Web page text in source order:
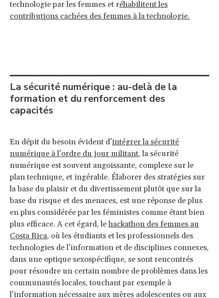
technologie par les femmes et réhabilitent les
contributions cachées des femmes à la technologie.
La sécurité numérique : au-delà de la
formation et du renforcement des
capacités
En dépit du besoin évident d’intégrer la sécurité
numérique à l’ordre du jour militant, la sécurité
numérique est souvent angoissante, complexe sur le
plan technique, et ingérable. Élaborer des stratégies sur
la base du plaisir et du divertissement plutôt que sur la
base du risque et des menaces, est une réponse de plus
en plus considérée par les féministes comme étant bien
plus efficace. A cet égard, lehackathon des femmes au
Costa Rica, où les étudiants et les professionnels des
technologies de l’information et de disciplines connexes,
dans une optique sexospécifique, se sont rencontrés
pour résoudre un certain nombre de problèmes dans les
communautés locales, touchant par exemple à
l’information nécessaire aux mères adolescentes ou aux